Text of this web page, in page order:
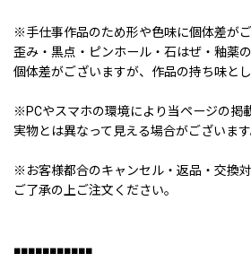
※手仕事作品のため形や色味に個体差がご
歪み・黒点・ピンホール・石はぜ・釉薬
個体差がございますが、作品の持ち味と
※PCやスマホの環境により当ページの掲
実物とは異なって見える場合がございます
※お客様都合のキャンセル・返品・交換対
ご了承の上ご注文ください。
■■■■■■■■■■■